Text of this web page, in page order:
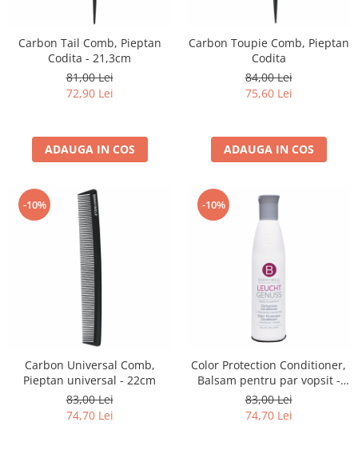
Carbon Tail Comb, Pieptan
Codita - 21,3cm
81,00 Lei
72,90 Lei
ADAUGA IN COS
Carbon Toupie Comb, Pieptan
Codita
84,00 Lei
75,60 Lei
ADAUGA IN COS
-10%
Carbon Universal Comb,
Pieptan universal - 22cm
83,00 Lei
74,70 Lei
-10%
Color Protection Conditioner,
Balsam pentru par vopsit -
251 ml
83,00 Lei
74,70 Lei